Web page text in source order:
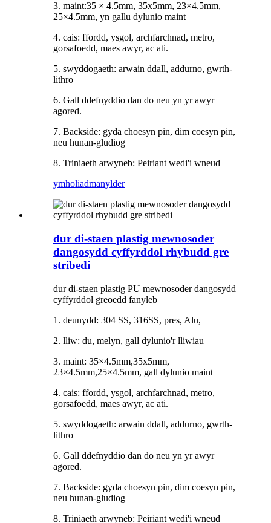
3. maint:35 × 4.5mm, 35x5mm, 23×4.5mm,
25×4.5mm, yn gallu dylunio maint
4. cais: ffordd, ysgol, archfarchnad, metro,
gorsafoedd, maes awyr, ac ati.
5. swyddogaeth: arwain ddall, addurno, gwrth-
lithro
6. Gall ddefnyddio dan do neu yn yr awyr
agored.
7. Backside: gyda choesyn pin, dim coesyn pin,
neu hunan-gludiog
8. Triniaeth arwyneb: Peiriant wedi'i wneud
ymholiadmanylder
dur di-staen plastig mewnosoder
dangosydd cyffyrddol rhybudd gre
stribedi
dur di-staen plastig PU mewnosoder dangosydd
cyffyrddol greoedd fanyleb
1. deunydd: 304 SS, 316SS, pres, Alu,
2. lliw: du, melyn, gall dylunio'r lliwiau
3. maint: 35×4.5mm,35x5mm,
23×4.5mm,25×4.5mm, gall dylunio maint
4. cais: ffordd, ysgol, archfarchnad, metro,
gorsafoedd, maes awyr, ac ati.
5. swyddogaeth: arwain ddall, addurno, gwrth-
lithro
6. Gall ddefnyddio dan do neu yn yr awyr
agored.
7. Backside: gyda choesyn pin, dim coesyn pin,
neu hunan-gludiog
8. Triniaeth arwyneb: Peiriant wedi'i wneud